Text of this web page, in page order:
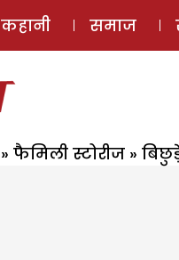
कहानी समाज
» फैमिली स्टोरीज »